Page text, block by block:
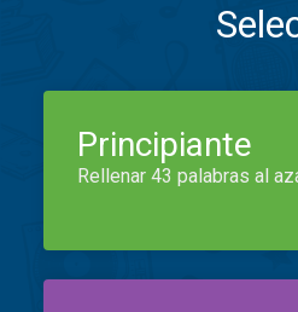
Principiante
Rellenar 43 palabras al